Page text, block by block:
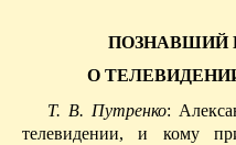
ПОЗНАВШИЙ
О
Т. В. Путренко:
телевидении, и кому